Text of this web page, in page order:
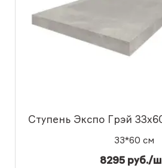
Ступень Экспо Грэй
33*60 см
8295 руб./